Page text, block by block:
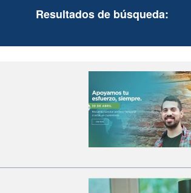
Resultados de búsqueda: